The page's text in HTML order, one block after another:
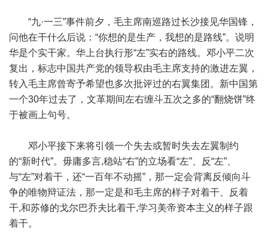
“九·一三”事件前夕，毛主席南巡路过长沙接见华国锋，
问他在干什么后说：“你想的是生产，我想的是路线”。说明
华是个实干家。华上台执行形“左”实右的路线。邓小平二次
复出，标志中国共产党的领导权由毛主席支持的激进左翼，
转入毛主席曾寄予希望也多次批评过的右翼集团。新中国第
一个30年过去了，文革期间左右缠斗五次之多的“翻烧饼”终
于被画上句号。
邓小平接下来将引领一个失去或暂时失去左翼制约
的“新时代”。毋庸多言,稳站“右”的立场看“左”、反“左”、
与“左”对着干，还“一百年不动摇”，那一定会背离反倾向斗
争的唯物辩证法，那一定是和毛主席的样子对着干、反着
干,和苏修的戈尔巴乔夫比着干,学习美帝资本主义的样子跟
着干。